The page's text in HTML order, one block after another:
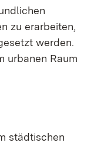
zu erarbeiten,
werden.
urbanen Raum
städtischen